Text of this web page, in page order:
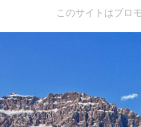
このサイトはプロ